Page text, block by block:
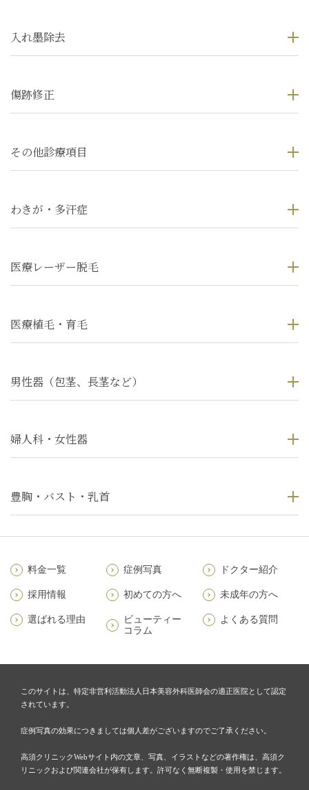
入れ墨除去
傷跡修正
その他診療項目
わきが・多汗症
医療レーザー脱毛
医療植毛・育毛
男性器（包茎、長茎など）
婦人科・女性器
豊胸・バスト・乳首
料金一覧 症例写真 ドクター紹介
採用情報 初めての方へ 未成年の方へ
選ばれる理由
ビューティー
コラム
よくある質問
このサイトは、特定非営利活動法人日本美容外科医師会の適正医院として認定
されています。
症例写真の効果につきましては個人差がございますのでご了承ください。
高須クリニックWebサイト内の文章、写真、イラストなどの著作権は、高須ク
リニックおよび関連会社が保有します。許可なく無断複製・使用を禁じます。